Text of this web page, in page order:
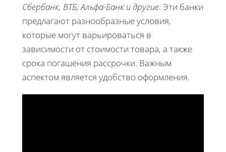
Сбербанк, ВТБ, Альфа-Банк и другие. Эти банки
предлагают разнообразные условия,
которые могут варьироваться в
зависимости от стоимости товара, а также
срока погашения рассрочки. Важным
аспектом является удобство оформления.